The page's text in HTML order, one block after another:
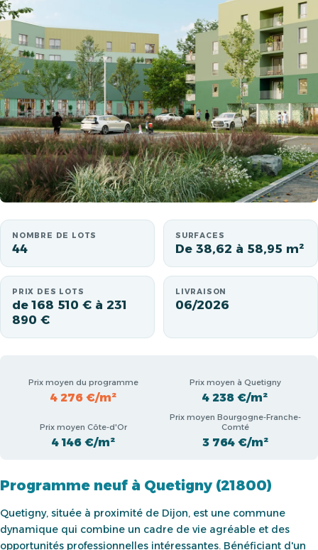
NOMBRE DE LOTS
44
SURFACES
De 38,62 à 58,95 m²
PRIX DES LOTS
de 168 510 € à 231
890 €
LIVRAISON
06/2026
Prix moyen du programme
4 276 €/m²
Prix moyen à Quetigny
4 238 €/m²
Prix moyen Côte-d'Or
4 146 €/m²
Prix moyen Bourgogne-Franche-
Comté
3 764 €/m²
Programme neuf à Quetigny (21800)
Quetigny, située à proximité de Dijon, est une commune
dynamique qui combine un cadre de vie agréable et des
opportunités professionnelles intéressantes. Bénéficiant d'un